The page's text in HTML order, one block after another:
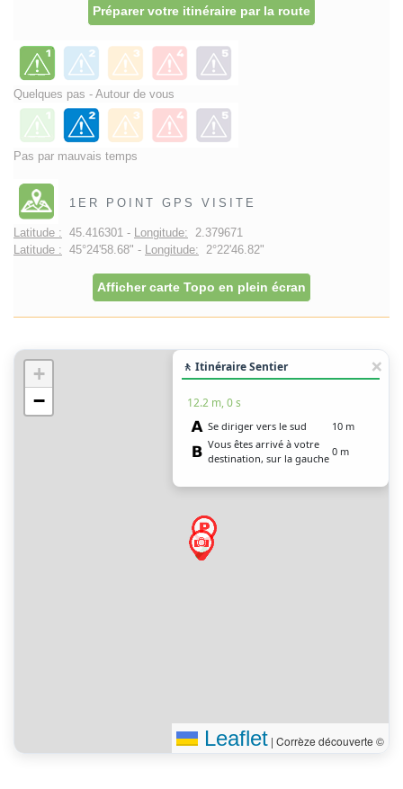
Préparer votre itinéraire par la route
Quelques pas - Autour de vous
Pas par mauvais temps
1ER POINT GPS VISITE
Latitude : 45.416301 - Longitude: 2.379671
Latitude : 45°24'58.68" - Longitude: 2°22'46.82"
Afficher carte Topo en plein écran
+
−
🚶 Itinéraire Sentier
12.2 m, 0 s
Se diriger vers le sud
10 m
Vous êtes arrivé à votre
destination, sur la gauche
0 m
Leaflet | Corrèze découverte ©